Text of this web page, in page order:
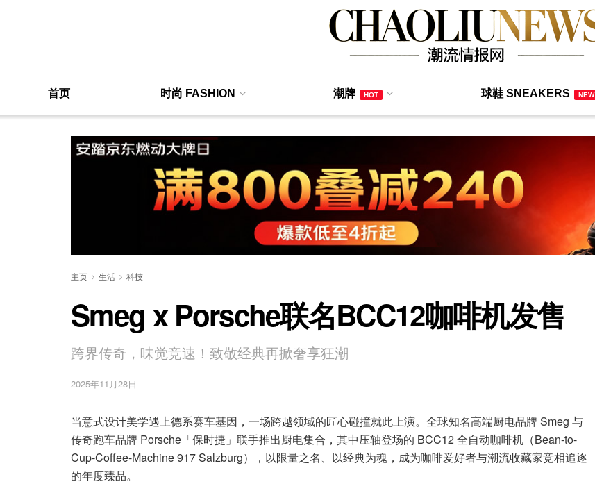
首页 时尚 FASHION 潮牌 HOT 球鞋 SNEAKERS NEW
主页 生活 科技
Smeg x Porsche联名BCC12咖啡机发售
跨界传奇，味觉竞速！致敬经典再掀奢享狂潮
2025年11月28日
当意式设计美学遇上德系赛车基因，一场跨越领域的匠心碰撞就此上演。全球知名高端厨电品牌 Smeg 与
传奇跑车品牌 Porsche「保时捷」联手推出厨电集合，其中压轴登场的 BCC12 全自动咖啡机（Bean-to-
Cup-Coffee-Machine 917 Salzburg），以限量之名、以经典为魂，成为咖啡爱好者与潮流收藏家竞相追逐
的年度臻品。